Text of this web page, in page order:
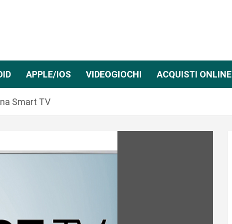
APPLE/IOS VIDEOGIOCHI ACQUISTI ONLINE
Smart TV